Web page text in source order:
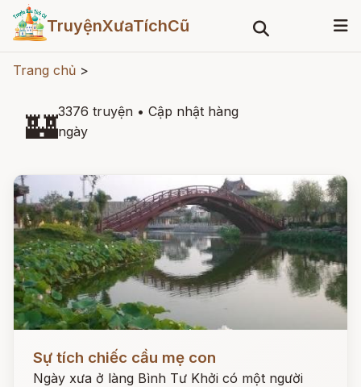
TruyệnXưaTíchCũ
Trang chủ >
🏰3376 truyện • Cập nhật hàng
ngày
Sự tích chiếc cầu mẹ con
Ngày xưa ở làng Bình Tư Khởi có một người